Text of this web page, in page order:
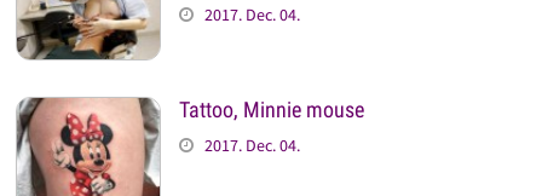
2017. Dec. 04.
Tattoo, Minnie mouse
2017. Dec. 04.